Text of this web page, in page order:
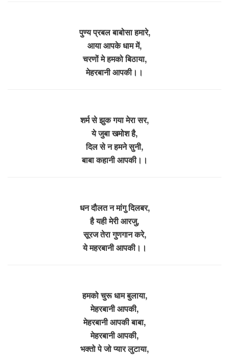
पुण्य प्रबल बाबोसा हमारे,
आया आपके धाम में,
चरणों मे हमको बिठाया,
मेहरबानी आपकी।।
शर्म से झुक गया मेरा सर,
ये जुबा खमोश है,
दिल से न हमने सुनी,
बाबा कहानी आपकी।।
धन दौलत न मांगु दिलबर,
है यही मेरी आरजु,
सूरज तेरा गुणगान करे,
ये महरबानी आपकी।।
हमको चुरू धाम बुलाया,
मेहरबानी आपकी,
मेहरबानी आपकी बाबा,
मेहरबानी आपकी,
भक्तो पे जो प्यार लुटाया,